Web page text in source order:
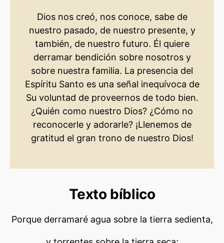
Dios nos creó, nos conoce, sabe de
nuestro pasado, de nuestro presente, y
también, de nuestro futuro. Él quiere
derramar bendición sobre nosotros y
sobre nuestra familia. La presencia del
Espíritu Santo es una señal inequívoca de
Su voluntad de proveernos de todo bien.
¿Quién como nuestro Dios? ¿Cómo no
reconocerle y adorarle? ¡Llenemos de
gratitud el gran trono de nuestro Dios!
Texto bíblico
Porque derramaré agua sobre la tierra sedienta,